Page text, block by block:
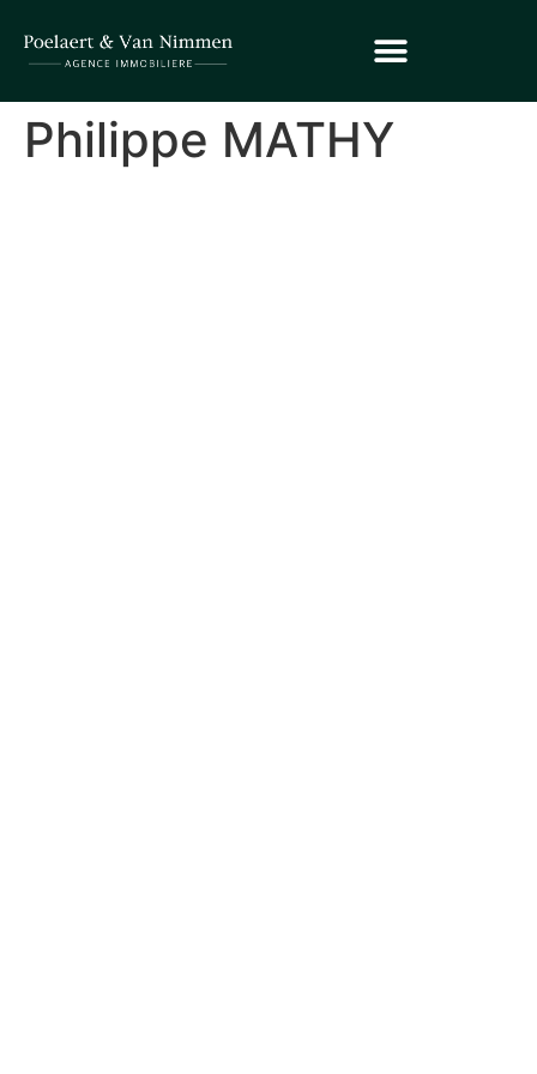
Philippe MATHY